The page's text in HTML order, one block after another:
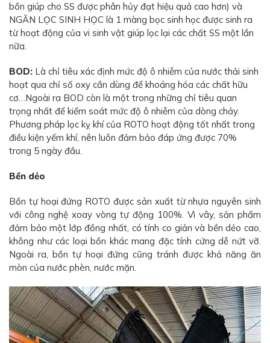
bồn giúp cho SS được phân hủy đạt hiệu quả cao hơn) và
NGĂN LỌC SINH HỌC là 1 màng bọc sinh học được sinh ra
từ hoạt động của vi sinh vật giúp lọc lại các chất SS một lần
nữa.
BOD: Là chỉ tiêu xác định mức độ ô nhiễm của nước thải sinh
hoạt qua chỉ số oxy cần dùng để khoáng hóa các chất hữu
cơ…Ngoài ra BOD còn là một trong những chỉ tiêu quan
trọng nhất để kiểm soát mức độ ô nhiễm của dòng chảy.
Phương pháp lọc kỵ khí của ROTO hoạt động tốt nhất trong
điều kiện yếm khí, nên luôn đảm bảo đáp ứng được 70%
trong 5 ngày đầu.
Bền dẻo
Bồn tự hoại đứng ROTO được sản xuất từ nhựa nguyên sinh
với công nghệ xoay vòng tự động 100%. Vì vây, sản phẩm
đảm bảo một lớp đồng nhất, có tính co giản và bền dẻo cao,
không như các loại bồn khác mang đặc tính cứng dễ nứt vỡ.
Ngoài ra, bồn tự hoại đứng cũng tránh được khả năng ăn
mòn của nước phèn, nước mặn.